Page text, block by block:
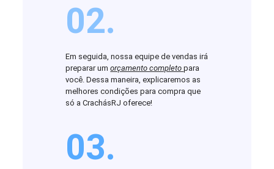
02.
Em seguida, nossa equipe de vendas irá
preparar umorçamento completopara
você. Dessa maneira, explicaremos as
melhores condições para compra que
só a CrachásRJ oferece!
03.